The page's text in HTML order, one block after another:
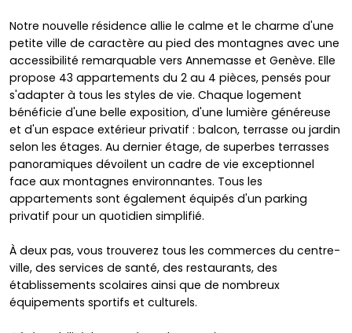
Notre nouvelle résidence allie le calme et le charme d'une
petite ville de caractère au pied des montagnes avec une
accessibilité remarquable vers Annemasse et Genève. Elle
propose 43 appartements du 2 au 4 pièces, pensés pour
s'adapter à tous les styles de vie. Chaque logement
bénéficie d'une belle exposition, d'une lumière généreuse
et d'un espace extérieur privatif : balcon, terrasse ou jardin
selon les étages. Au dernier étage, de superbes terrasses
panoramiques dévoilent un cadre de vie exceptionnel
face aux montagnes environnantes. Tous les
appartements sont également équipés d'un parking
privatif pour un quotidien simplifié.
À deux pas, vous trouverez tous les commerces du centre-
ville, des services de santé, des restaurants, des
établissements scolaires ainsi que de nombreux
équipements sportifs et culturels.